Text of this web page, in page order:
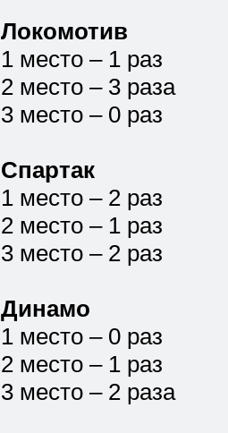
Локомотив
1 место – 1 раз
2 место – 3 раза
3 место – 0 раз
Спартак
1 место – 2 раз
2 место – 1 раз
3 место – 2 раз
Динамо
1 место – 0 раз
2 место – 1 раз
3 место – 2 раза